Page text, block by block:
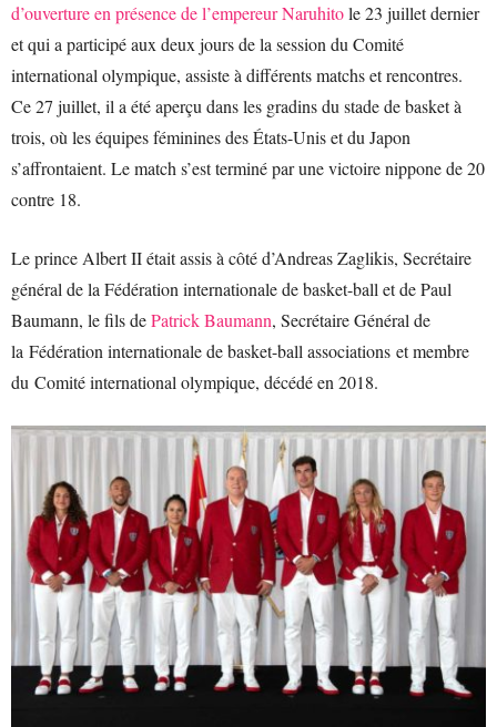
d’ouverture en présence de l’empereur Naruhitole 23 juillet dernier
et qui a participé aux deux jours de la session du Comité
international olympique, assiste à différents matchs et rencontres.
Ce 27 juillet, il a été aperçu dans les gradins du stade de basket à
trois, où les équipes féminines des États-Unis et du Japon
s’affrontaient. Le match s’est terminé par une victoire nippone de 20
contre 18.
Le prince Albert II était assis à côté d’Andreas Zaglikis, Secrétaire
général de la Fédération internationale de basket-ball et de Paul
Baumann, le fils dePatrick Baumann, Secrétaire Général de
la Fédération internationale de basket-ball associations et membre
du Comité international olympique, décédé en 2018.